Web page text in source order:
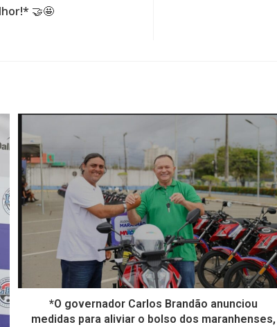
🤝🤩
*O governador Carlos Brandão anunciou
medidas para aliviar o bolso dos maranhenses,